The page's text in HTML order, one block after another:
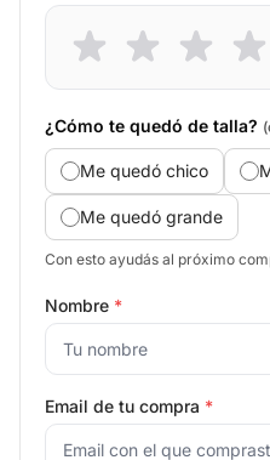
¿Cómo te quedó de talla?
Me quedó chico
Me quedó grande
Con esto ayudás al próximo
Nombre *
Email de tu compra *